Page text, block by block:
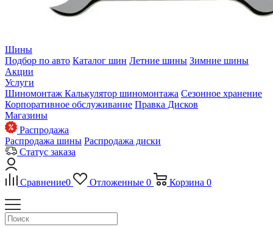
Шины
Подбор по авто Каталог шин Летние шины Зимние шины
Акции
Услуги
Шиномонтаж Калькулятор шиномонтажа Сезонное хранение
Корпоративное обслуживание Правка Дисков
Магазины
Распродажа
Распродажа шины Распродажа диски
Статус заказа
Сравнение0 Отложенные 0 Корзина 0